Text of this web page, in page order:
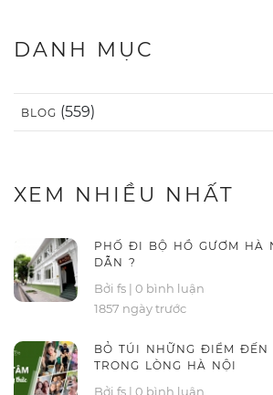
DANH MỤC
BLOG (559)
XEM NHIỀU NHẤT
PHỐ ĐI BỘ HỒ GƯƠM HÀ
DẪN ?
Bởi fs | 0 bình luận
1857 ngày trước
BỎ TÚI NHỮNG ĐIỂM ĐẾN
TRONG LÒNG HÀ NỘI
Bởi fs | 0 bình luận